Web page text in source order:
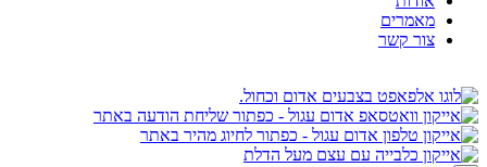
מאמרים
צור קשר